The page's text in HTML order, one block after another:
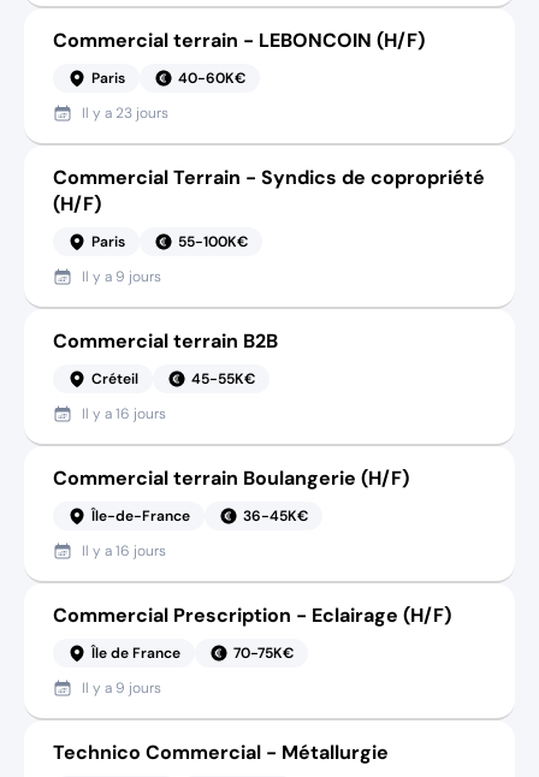
Commercial terrain - LEBONCOIN (H/F)
Paris
40-60K€
Il y a 23 jours
Commercial Terrain - Syndics de copropriété
(H/F)
Paris
55-100K€
Il y a 9 jours
Commercial terrain B2B
Créteil
45-55K€
Il y a16 jours
Commercial terrain Boulangerie (H/F)
Île-de-France
36-45K€
Il y a16 jours
Commercial Prescription - Eclairage (H/F)
Île de France
70-75K€
Il y a 9 jours
Technico Commercial - Métallurgie